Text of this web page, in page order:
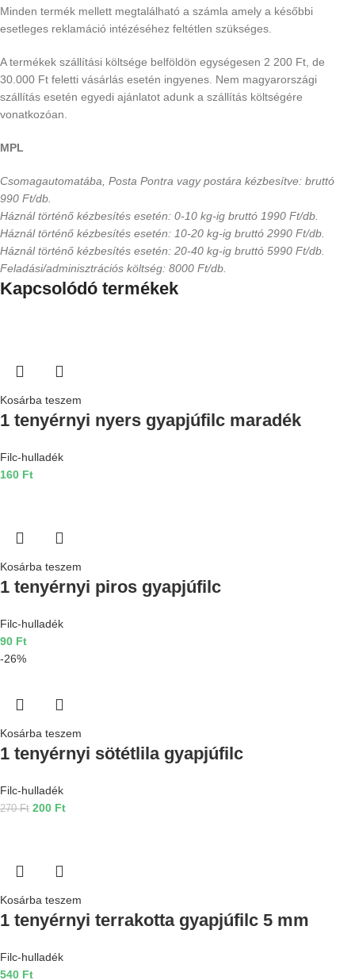
Minden termék mellett megtalálható a számla amely a későbbi
esetleges reklamáció intézéséhez feltétlen szükséges.
A termékek szállítási költsége belföldön egységesen 2 200 Ft, de
30.000 Ft feletti vásárlás esetén ingyenes. Nem magyarországi
szállítás esetén egyedi ajánlatot adunk a szállítás költségére
vonatkozóan.
MPL
Csomagautomatába, Posta Pontra vagy postára kézbesítve: bruttó
990 Ft/db.
Háznál történő kézbesítés esetén: 0-10 kg-ig bruttó 1990 Ft/db.
Háznál történő kézbesítés esetén: 10-20 kg-ig bruttó 2990 Ft/db.
Háznál történő kézbesítés esetén: 20-40 kg-ig bruttó 5990 Ft/db.
Feladási/adminisztrációs költség: 8000 Ft/db.
Kapcsolódó termékek
Kosárba teszem
1 tenyérnyi nyers gyapjúfilc maradék
Filc-hulladék
160 Ft
Kosárba teszem
1 tenyérnyi piros gyapjúfilc
Filc-hulladék
90 Ft
-26%
Kosárba teszem
1 tenyérnyi sötétlila gyapjúfilc
Filc-hulladék
270Ft 200 Ft
Kosárba teszem
1 tenyérnyi terrakotta gyapjúfilc 5 mm
Filc-hulladék
540 Ft